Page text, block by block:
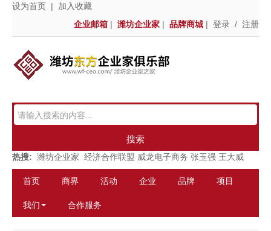
设为首页 | 加入收藏
企业邮箱 | 潍坊企业家 | 品牌商城 | 登录 / 注册
搜索
热搜: 潍坊企业家 经济合作联盟 威龙电子商务 张玉强 王大威
首页 商界 活动 企业 品牌 项目
我们 合作服务